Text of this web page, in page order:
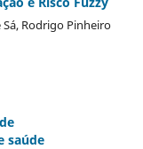
Rodrigo Pinheiro
saúde